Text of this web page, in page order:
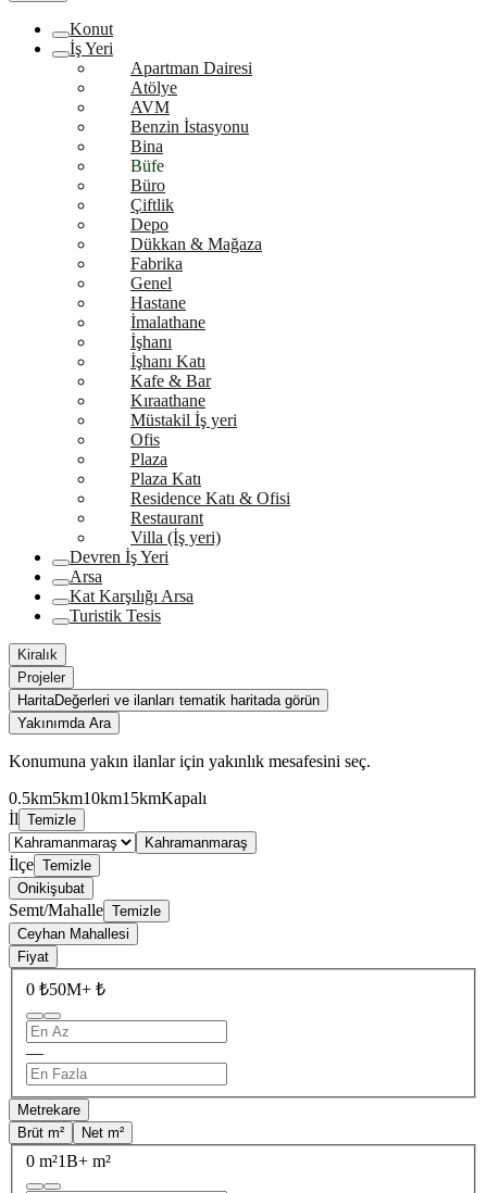
Konut
İş Yeri
Apartman Dairesi
Atölye
AVM
Benzin İstasyonu
Bina
Büfe
Büro
Çiftlik
Depo
Dükkan & Mağaza
Fabrika
Genel
Hastane
İmalathane
İşhanı
İşhanı Katı
Kafe & Bar
Kıraathane
Müstakil İş yeri
Ofis
Plaza
Plaza Katı
Residence Katı & Ofisi
Restaurant
Villa (İş yeri)
Devren İş Yeri
Arsa
Kat Karşılığı Arsa
Turistik Tesis
Kiralık
Projeler
HaritaDeğerleri ve ilanları tematik haritada görün
Yakınımda Ara
Konumuna yakın ilanlar için yakınlık mesafesini seç.
0.5km5km10km15kmKapalı
İl Temizle
Kahramanmaraş
İlçe Temizle
Onikişubat
Semt/Mahalle Temizle
Ceyhan Mahallesi
Fiyat
0 ₺50M+ ₺
—
Metrekare
Brüt m²
Net m²
0 m²1B+ m²